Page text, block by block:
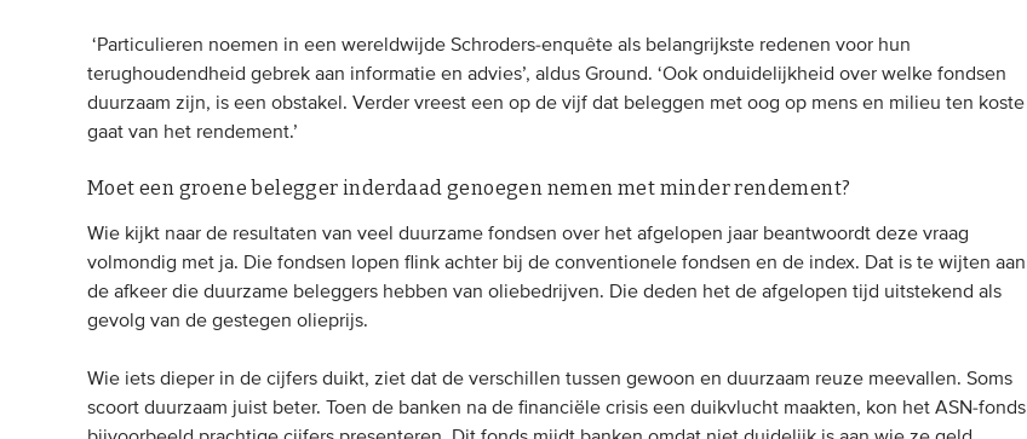
‘Particulieren noemen in een wereldwijde Schroders-enquête als belangrijkste redenen voor hun
terughoudendheid gebrek aan informatie en advies’, aldus Ground. ‘Ook onduidelijkheid over welke fondsen
duurzaam zijn, is een obstakel. Verder vreest een op de vijf dat beleggen met oog op mens en milieu ten koste
gaat van het rendement.’
Moet een groene belegger inderdaad genoegen nemen met minder rendement?
Wie kijkt naar de resultaten van veel duurzame fondsen over het afgelopen jaar beantwoordt deze vraag
volmondig met ja. Die fondsen lopen flink achter bij de conventionele fondsen en de index. Dat is te wijten aan
de afkeer die duurzame beleggers hebben van oliebedrijven. Die deden het de afgelopen tijd uitstekend als
gevolg van de gestegen olieprijs.
Wie iets dieper in de cijfers duikt, ziet dat de verschillen tussen gewoon en duurzaam reuze meevallen. Soms
scoort duurzaam juist beter. Toen de banken na de financiële crisis een duikvlucht maakten, kon het ASN-fonds